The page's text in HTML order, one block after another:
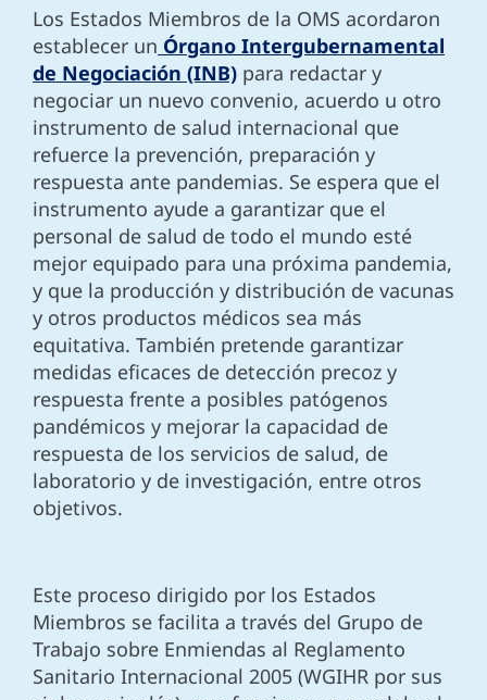
Los Estados Miembros de la OMS acordaron
establecer un Órgano Intergubernamental
de Negociación (INB) para redactar y
negociar un nuevo convenio, acuerdo u otro
instrumento de salud internacional que
refuerce la prevención, preparación y
respuesta ante pandemias. Se espera que el
instrumento ayude a garantizar que el
personal de salud de todo el mundo esté
mejor equipado para una próxima pandemia,
y que la producción y distribución de vacunas
y otros productos médicos sea más
equitativa. También pretende garantizar
medidas eficaces de detección precoz y
respuesta frente a posibles patógenos
pandémicos y mejorar la capacidad de
respuesta de los servicios de salud, de
laboratorio y de investigación, entre otros
objetivos.
Este proceso dirigido por los Estados
Miembros se facilita a través del Grupo de
Trabajo sobre Enmiendas al Reglamento
Sanitario Internacional 2005 (WGIHR por sus